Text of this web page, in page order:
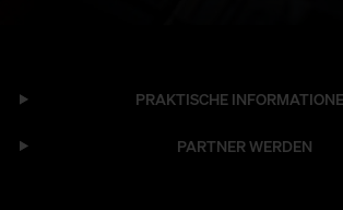
PRAKTISCHE
PARTNER WERDEN